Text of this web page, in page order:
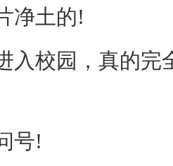
土的!
校园，真的完
号!